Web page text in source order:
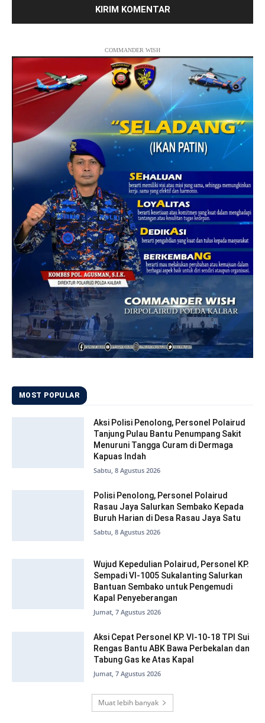
COMMANDER WISH
MOST POPULAR
Aksi Polisi Penolong, Personel Polairud
Tanjung Pulau Bantu Penumpang Sakit
Menuruni Tangga Curam di Dermaga
Kapuas Indah
Sabtu, 8 Agustus 2026
Polisi Penolong, Personel Polairud
Rasau Jaya Salurkan Sembako Kepada
Buruh Harian di Desa Rasau Jaya Satu
Sabtu, 8 Agustus 2026
Wujud Kepedulian Polairud, Personel KP.
Sempadi VI-1005 Sukalanting Salurkan
Bantuan Sembako untuk Pengemudi
Kapal Penyeberangan
Jumat, 7 Agustus 2026
Aksi Cepat Personel KP. VI-10-18 TPI Sui
Rengas Bantu ABK Bawa Perbekalan dan
Tabung Gas ke Atas Kapal
Jumat, 7 Agustus 2026
Muat lebih banyak